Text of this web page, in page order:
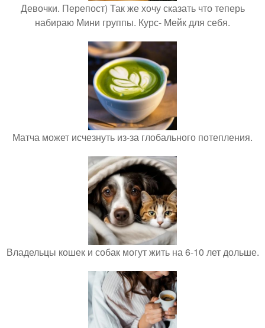
Девочки. Перепост) Так же хочу сказать что теперь
набираю Мини группы. Курс- Мейк для себя.
Матча может исчезнуть из-за глобального потепления.
Владельцы кошек и собак могут жить на 6-10 лет дольше.